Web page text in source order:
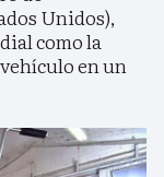
Unidos),
como la
en un